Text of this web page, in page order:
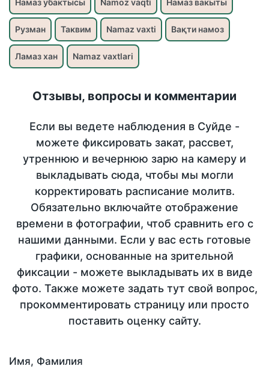
Намаз убактысы Namoz vaqti Намаз вакыты
Рузман Таквим Namaz vaxti Вақти намоз
Ламаз хан Namaz vaxtlari
Отзывы, вопросы и комментарии
Если вы ведете наблюдения в Суйде -
можете фиксировать закат, рассвет,
утреннюю и вечернюю зарю на камеру и
выкладывать сюда, чтобы мы могли
корректировать расписание молитв.
Обязательно включайте отображение
времени в фотографии, чтоб сравнить его с
нашими данными. Если у вас есть готовые
графики, основанные на зрительной
фиксации - можете выкладывать их в виде
фото. Также можете задать тут свой вопрос,
прокомментировать страницу или просто
поставить оценку сайту.
Имя, Фамилия